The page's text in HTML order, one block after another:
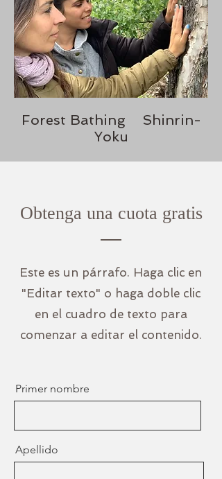
Forest Bathing Shinrin-
Yoku
Obtenga una cuota gratis
Este es un párrafo. Haga clic en
"Editar texto" o haga doble clic
en el cuadro de texto para
comenzar a editar el contenido.
Primer nombre
Apellido